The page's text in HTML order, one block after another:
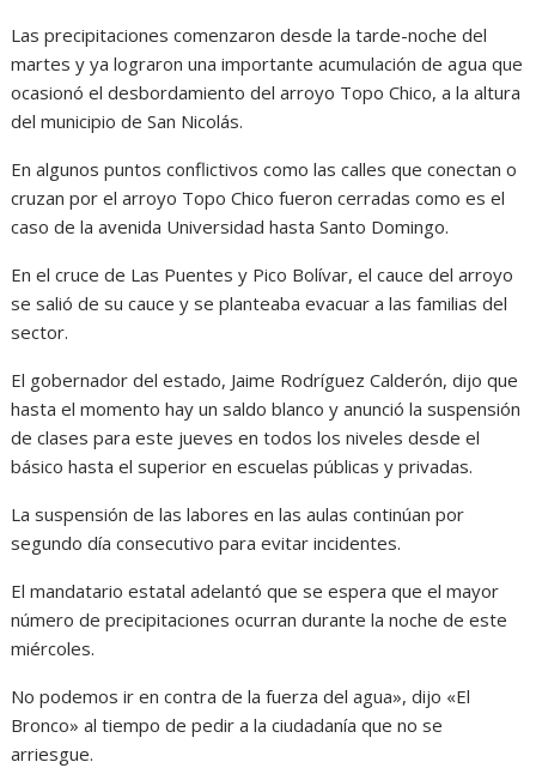
Las precipitaciones comenzaron desde la tarde-noche del
martes y ya lograron una importante acumulación de agua que
ocasionó el desbordamiento del arroyo Topo Chico, a la altura
del municipio de San Nicolás.
En algunos puntos conflictivos como las calles que conectan o
cruzan por el arroyo Topo Chico fueron cerradas como es el
caso de la avenida Universidad hasta Santo Domingo.
En el cruce de Las Puentes y Pico Bolívar, el cauce del arroyo
se salió de su cauce y se planteaba evacuar a las familias del
sector.
El gobernador del estado, Jaime Rodríguez Calderón, dijo que
hasta el momento hay un saldo blanco y anunció la suspensión
de clases para este jueves en todos los niveles desde el
básico hasta el superior en escuelas públicas y privadas.
La suspensión de las labores en las aulas continúan por
segundo día consecutivo para evitar incidentes.
El mandatario estatal adelantó que se espera que el mayor
número de precipitaciones ocurran durante la noche de este
miércoles.
No podemos ir en contra de la fuerza del agua», dijo «El
Bronco» al tiempo de pedir a la ciudadanía que no se
arriesgue.